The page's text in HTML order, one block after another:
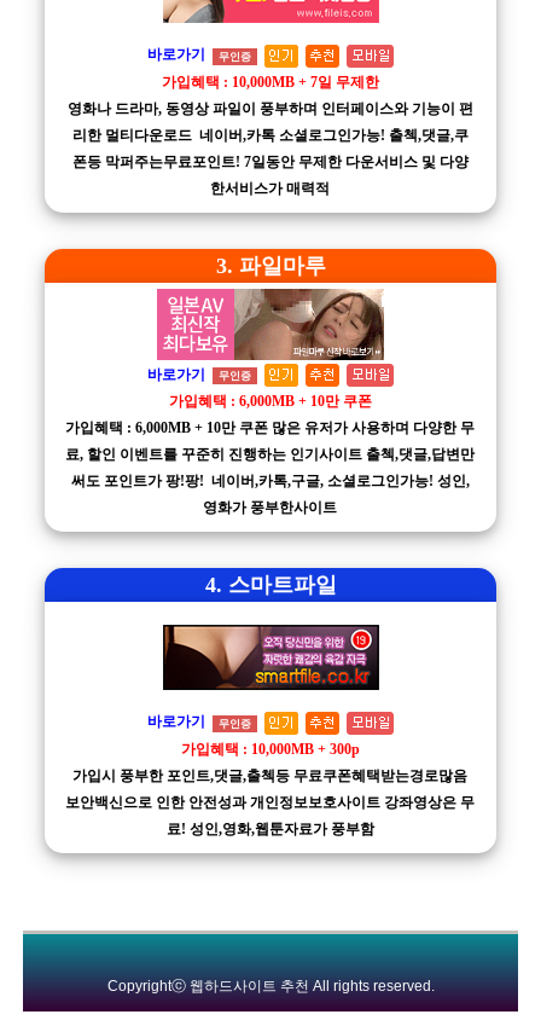
바로가기 무인증
가입혜택 : 10,000MB + 7일 무제한
영화나 드라마, 동영상 파일이 풍부하며 인터페이스와 기능이 편
리한 멀티다운로드 네이버,카톡 소셜로그인가능! 출첵,댓글,쿠
폰등 막퍼주는무료포인트! 7일동안 무제한 다운서비스 및 다양
한서비스가 매력적
3. 파일마루
바로가기 무인증
가입혜택 : 6,000MB + 10만 쿠폰
가입혜택 : 6,000MB + 10만 쿠폰 많은 유저가 사용하며 다양한 무
료, 할인 이벤트를 꾸준히 진행하는 인기사이트 출첵,댓글,답변만
써도 포인트가 팡!팡! 네이버,카톡,구글, 소셜로그인가능! 성인,
영화가 풍부한사이트
4. 스마트파일
바로가기 무인증
가입혜택 : 10,000MB + 300p
가입시 풍부한 포인트,댓글,출첵등 무료쿠폰혜택받는경로많음
보안백신으로 인한 안전성과 개인정보보호사이트 강좌영상은 무
료! 성인,영화,웹툰자료가 풍부함
Copyrightⓒ 웹하드사이트 추천 All rights reserved.